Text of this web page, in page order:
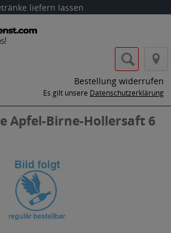
liefern lassen
Bestellung widerrufen
Es gilt unsere Datenschutzerklärung
Apfel-Birne-Hollersaft 6